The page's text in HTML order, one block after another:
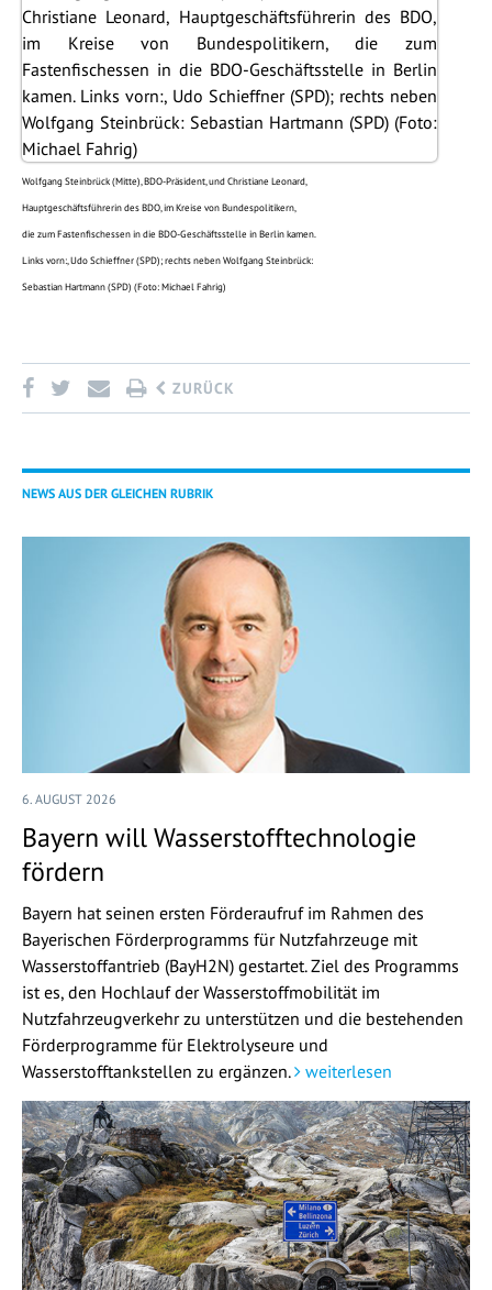
Wolfgang Steinbrück (Mitte), BDO-Präsident, und Christiane Leonard,
Hauptgeschäftsführerin des BDO, im Kreise von Bundespolitikern,
die zum Fastenfischessen in die BDO-Geschäftsstelle in Berlin kamen.
Links vorn:, Udo Schieffner (SPD); rechts neben Wolfgang Steinbrück:
Sebastian Hartmann (SPD) (Foto: Michael Fahrig)
ZURÜCK
NEWS AUS DER GLEICHEN RUBRIK
6. AUGUST 2026
Bayern will Wasserstofftechnologie
fördern
Bayern hat seinen ersten Förderaufruf im Rahmen des
Bayerischen Förderprogramms für Nutzfahrzeuge mit
Wasserstoffantrieb (BayH2N) gestartet. Ziel des Programms
ist es, den Hochlauf der Wasserstoffmobilität im
Nutzfahrzeugverkehr zu unterstützen und die bestehenden
Förderprogramme für Elektrolyseure und
Wasserstofftankstellen zu ergänzen.
weiterlesen